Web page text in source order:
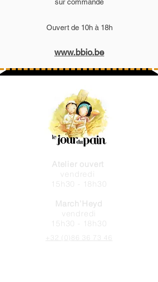
sur commande
Ouvert de 10h à 18h
www.bbio.be
Atelier ouvert
vendredi
15h30 - 18h30
March’Heyd
vendredi
15h30 - 18h30
+32 (0)86 36 73 46